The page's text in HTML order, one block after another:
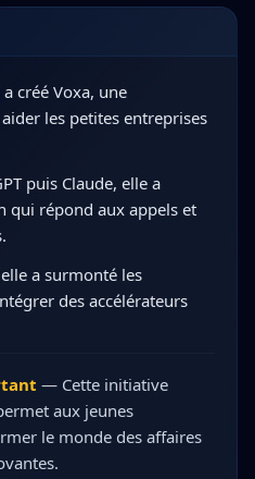
créé Voxa, une
les petites entreprises
puis Claude, elle a
qui répond aux appels et
a surmonté les
des accélérateurs
— Cette initiative
aux jeunes
le monde des affaires